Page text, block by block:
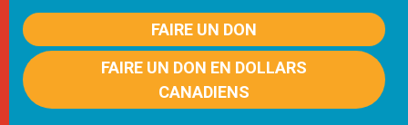
FAIRE UN DON
FAIRE UN DON EN DOLLARS
CANADIENS